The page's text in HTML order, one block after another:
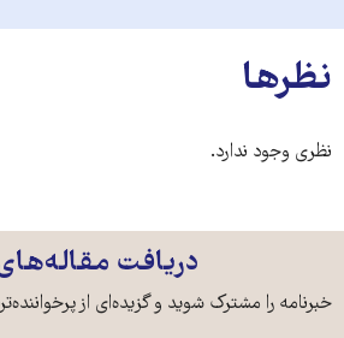
نظرها
نظری وجود ندارد.
دریافت مقاله‌های
خبرنامه را مشترک شوید و گزیده‌ای از